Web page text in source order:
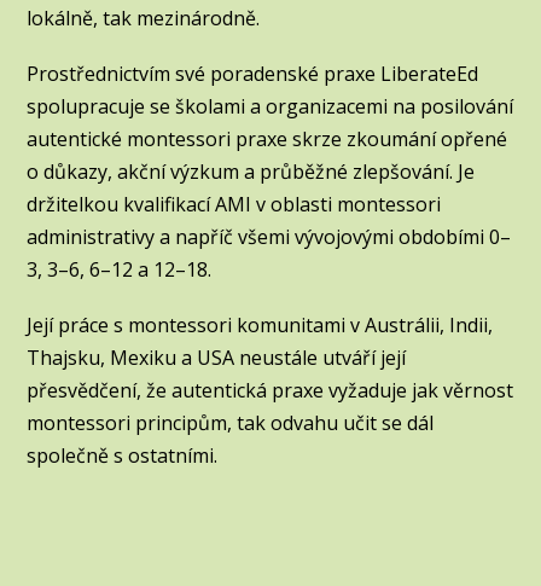
lokálně, tak mezinárodně.
Prostřednictvím své poradenské praxe LiberateEd
spolupracuje se školami a organizacemi na posilování
autentické montessori praxe skrze zkoumání opřené
o důkazy, akční výzkum a průběžné zlepšování. Je
držitelkou kvalifikací AMI v oblasti montessori
administrativy a napříč všemi vývojovými obdobími 0–
3, 3–6, 6–12 a 12–18.
Její práce s montessori komunitami v Austrálii, Indii,
Thajsku, Mexiku a USA neustále utváří její
přesvědčení, že autentická praxe vyžaduje jak věrnost
montessori principům, tak odvahu učit se dál
společně s ostatními.